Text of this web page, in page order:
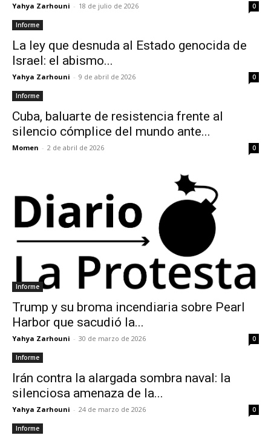
Yahya Zarhouni - 18 de julio de 2026 0
Informe
La ley que desnuda al Estado genocida de
Israel: el abismo...
Yahya Zarhouni - 9 de abril de 2026 0
Informe
Cuba, baluarte de resistencia frente al
silencio cómplice del mundo ante...
Momen - 2 de abril de 2026 0
Informe
Trump y su broma incendiaria sobre Pearl
Harbor que sacudió la...
Yahya Zarhouni - 30 de marzo de 2026 0
Informe
Irán contra la alargada sombra naval: la
silenciosa amenaza de la...
Yahya Zarhouni - 24 de marzo de 2026 0
Informe